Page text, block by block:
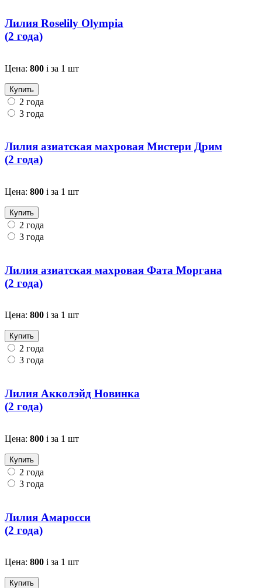
Лилия Roselily Olympia
(2 года)
Цена: 800 i за 1 шт
Купить
2 года
3 года
Лилия азиатская махровая Мистери Дрим
(2 года)
Цена: 800 i за 1 шт
Купить
2 года
3 года
Лилия азиатская махровая Фата Моргана
(2 года)
Цена: 800 i за 1 шт
Купить
2 года
3 года
Лилия Акколэйд Новинка
(2 года)
Цена: 800 i за 1 шт
Купить
2 года
3 года
Лилия Амаросси
(2 года)
Цена: 800 i за 1 шт
Купить